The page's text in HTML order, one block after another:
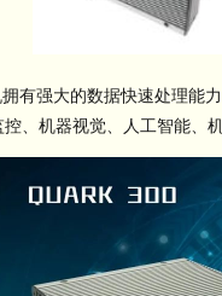
有强大的数据快速处理能
、机器视觉、人工智能、